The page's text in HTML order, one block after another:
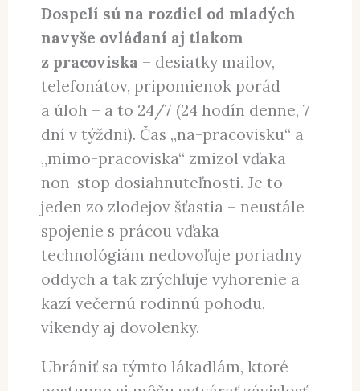
Dospelí sú na rozdiel od mladých
navyše ovládaní aj tlakom
z pracoviska – desiatky mailov,
telefonátov, pripomienok porád
a úloh – a to 24/7 (24 hodín denne, 7
dní v týždni). Čas „na-pracovisku“ a
„mimo-pracoviska“ zmizol vďaka
non-stop dosiahnuteľnosti. Je to
jeden zo zlodejov šťastia – neustále
spojenie s prácou vďaka
technológiám nedovoľuje poriadny
oddych a tak zrýchľuje vyhorenie a
kazí večernú rodinnú pohodu,
víkendy aj dovolenky.
Ubrániť sa týmto lákadlám, ktoré